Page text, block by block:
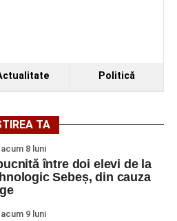
Politică
TA
acum 8 luni
între doi elevi de la
Sebeș, din cauza
acum 9 luni